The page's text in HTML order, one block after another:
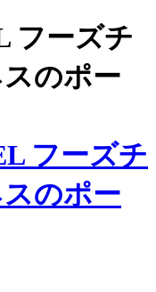
フーズチ
のポー